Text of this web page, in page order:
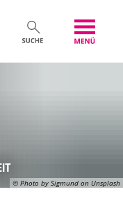
© Photo by Sigmund on Unsplash